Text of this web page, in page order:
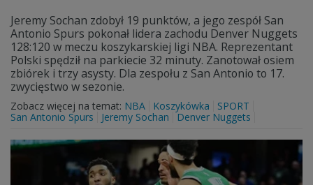
Jeremy Sochan zdobył 19 punktów, a jego zespół San
Antonio Spurs pokonał lidera zachodu Denver Nuggets
128:120 w meczu koszykarskiej ligi NBA. Reprezentant
Polski spędził na parkiecie 32 minuty. Zanotował osiem
zbiórek i trzy asysty. Dla zespołu z San Antonio to 17.
zwycięstwo w sezonie.
Zobacz więcej na temat: NBA Koszykówka
SPORT
San Antonio Spurs
Jeremy Sochan Denver Nuggets